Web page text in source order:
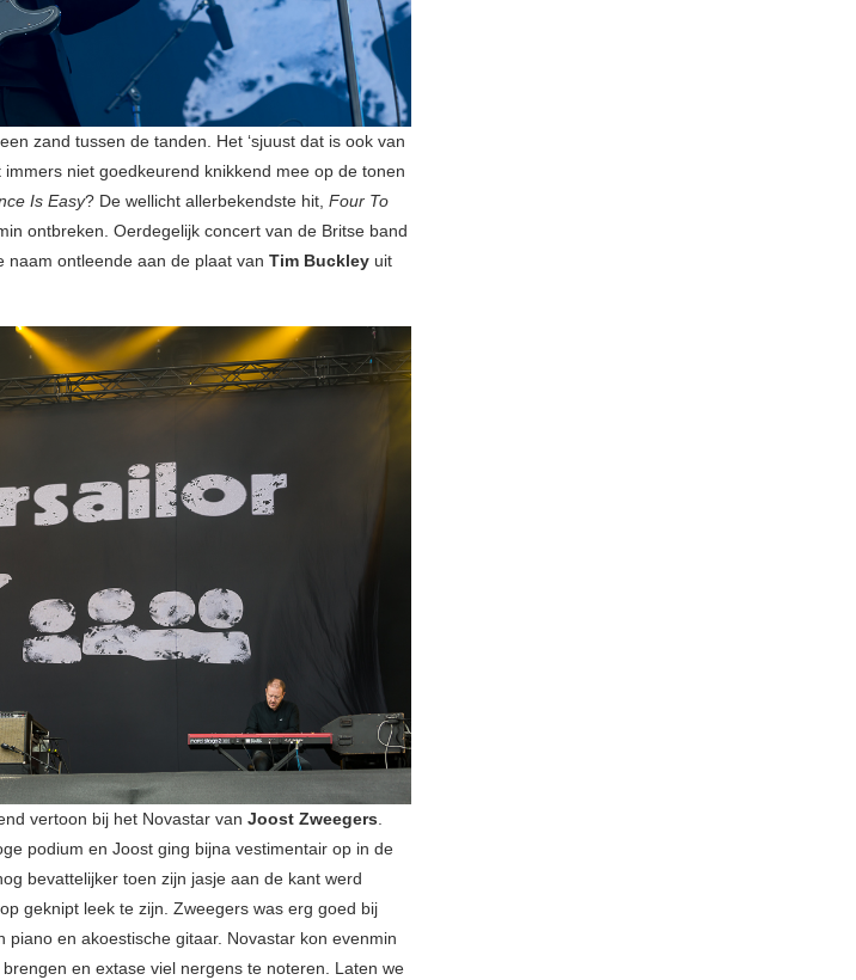
zand tussen de tanden. Het ‘sjuust dat is ook van
immers niet goedkeurend knikkend mee op de tonen
Is Easy? De wellicht allerbekendste hit, Four To
ontbreken. Oerdegelijk concert van de Britse band
naam ontleende aan de plaat van Tim Buckley uit
vertoon bij het Novastar van Joost Zweegers
podium en Joost ging bijna vestimentair op in de
bevattelijker toen zijn jasje aan de kant werd
geknipt leek te zijn. Zweegers was erg goed bij
en akoestische gitaar. Novastar kon evenmin
en extase viel nergens te noteren. Laten we